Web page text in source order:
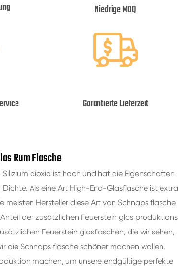
Niedrige MOQ
Garantierte Lieferzeit
Rum Flasche
dioxid ist hoch und hat die Eigenschaften
Als eine Art High-End-Glasflasche ist extra
meisten Hersteller diese Art von Schnaps flasche
der zusätzlichen Feuerstein glas produktions
Feuerstein glasflaschen, die wir sehen,
die Schnaps flasche schöner machen wollen,
machen, um unsere endgültige perfekte